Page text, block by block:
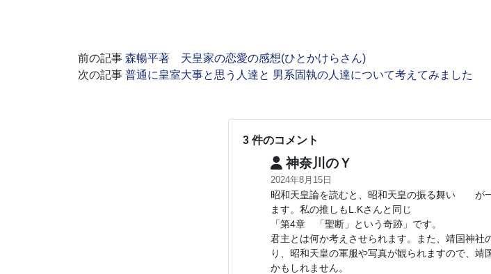
前の記事 森暢平著 天皇家の恋愛の感想(ひとかけらさん)
次の記事 普通に皇室大事と思う人達と 男系固執の人達について考えてみました
3 件のコメント
神奈川のＹ
2024年8月15日
昭和天皇論を読むと、昭和天皇の振る舞い が
ます。私の推しもL.Kさんと同じ
「第4章 「聖断」という奇跡」です。
君主とは何か考えさせられます。また、靖国神
り、昭和天皇の軍服や写真が観られますので、
かもしれません。